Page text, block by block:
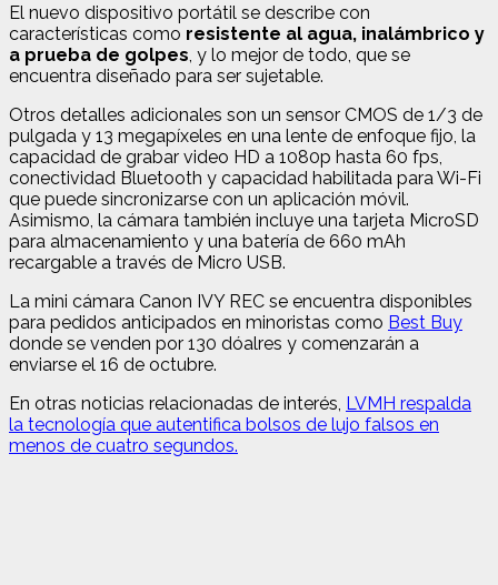
El nuevo dispositivo portátil se describe con
características como resistente al agua, inalámbrico y
a prueba de golpes, y lo mejor de todo, que se
encuentra diseñado para ser sujetable.
Otros detalles adicionales son un sensor CMOS de 1/3 de
pulgada y 13 megapíxeles en una lente de enfoque fijo, la
capacidad de grabar video HD a 1080p hasta 60 fps,
conectividad Bluetooth y capacidad habilitada para Wi-Fi
que puede sincronizarse con un aplicación móvil.
Asimismo, la cámara también incluye una tarjeta MicroSD
para almacenamiento y una batería de 660 mAh
recargable a través de Micro USB.
La mini cámara Canon IVY REC se encuentra disponibles
para pedidos anticipados en minoristas como Best Buy
donde se venden por 130 dóalres y comenzarán a
enviarse el 16 de octubre.
En otras noticias relacionadas de interés, LVMH respalda
la tecnología que autentifica bolsos de lujo falsos en
menos de cuatro segundos.